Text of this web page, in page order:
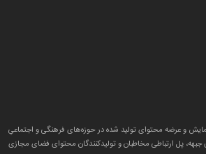
و عرضه محتوای تولید شده در حوزه‌های فرهنگی و اجتماعیِ
جبهه، پل ارتباطی مخاطبان و تولید‌کنندگان محتوای فضای مجازی